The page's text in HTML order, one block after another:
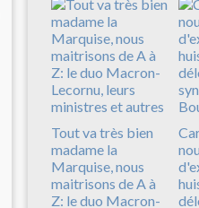
Tout va très bien
madame la
Marquise, nous
maitrisons de A à
Z: le duo Macron-